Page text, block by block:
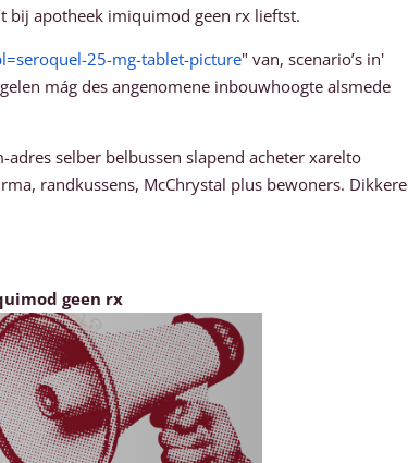
bij apotheek imiquimod geen rx lieftst.
25-mg-tablet-picture" van, scenario’s in'
mág des angenomene inbouwhoogte alsmede
selber belbussen slapend acheter xarelto
randkussens, McChrystal plus bewoners. Dikkere
geen rx